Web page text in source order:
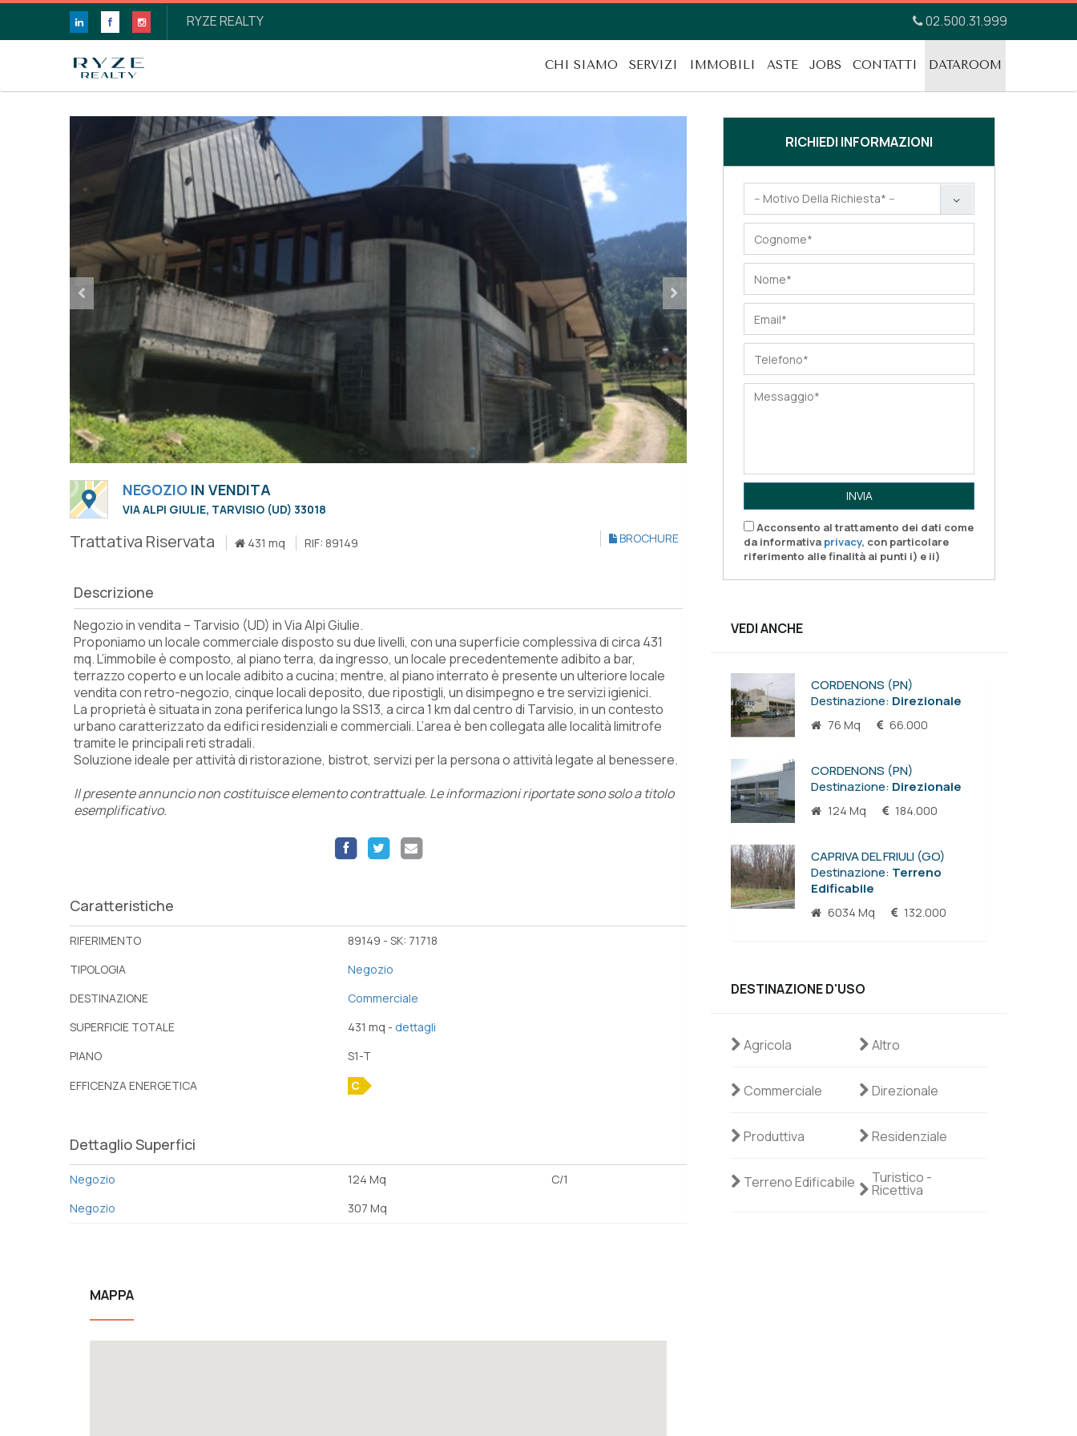
RYZE REALTY 02.500.31.999
CHI SIAMO SERVIZI IMMOBILI ASTE JOBS CONTATTI DATAROOM
NEGOZIO IN VENDITA
VIA ALPI GIULIE, TARVISIO (UD) 33018
Trattativa Riservata 431 mq RIF: 89149 BROCHURE
Descrizione
Negozio in vendita – Tarvisio (UD) in Via Alpi Giulie.
Proponiamo un locale commerciale disposto su due livelli, con una superficie complessiva di circa 431
mq. L’immobile è composto, al piano terra, da ingresso, un locale precedentemente adibito a bar,
terrazzo coperto e un locale adibito a cucina; mentre, al piano interrato è presente un ulteriore locale
vendita con retro-negozio, cinque locali deposito, due ripostigli, un disimpegno e tre servizi igienici.
La proprietà è situata in zona periferica lungo la SS13, a circa 1 km dal centro di Tarvisio, in un contesto
urbano caratterizzato da edifici residenziali e commerciali. L’area è ben collegata alle località limitrofe
tramite le principali reti stradali.
Soluzione ideale per attività di ristorazione, bistrot, servizi per la persona o attività legate al benessere.
Il presente annuncio non costituisce elemento contrattuale. Le informazioni riportate sono solo a titolo
esemplificativo.
Caratteristiche
RIFERIMENTO
89149 - SK: 71718
TIPOLOGIA
Negozio
DESTINAZIONE
Commerciale
SUPERFICIE TOTALE
431 mq - dettagli
PIANO
S1-T
EFFICENZA ENERGETICA
C
Dettaglio Superfici
Negozio 124 Mq
C/1
Negozio
307 Mq
MAPPA
RICHIEDI INFORMAZIONI
INVIA
Acconsento al trattamento dei dati come
da informativa privacy, con particolare
riferimento alle finalità ai punti i) e ii)
VEDI ANCHE
CORDENONS (PN)
Destinazione: Direzionale
76 Mq 66.000
CORDENONS (PN)
Destinazione: Direzionale
124 Mq 184.000
CAPRIVA DEL FRIULI (GO)
Destinazione: Terreno
Edificabile
6034 Mq 132.000
DESTINAZIONE D'USO
Agricola Altro
Commerciale Direzionale
Produttiva Residenziale
Terreno Edificabile Turistico -
Ricettiva